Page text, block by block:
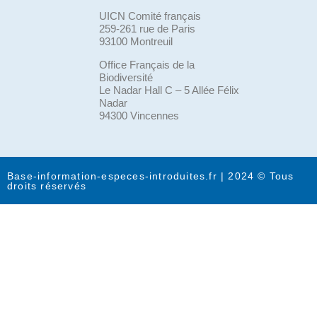
UICN Comité français
259-261 rue de Paris
93100 Montreuil
Office Français de la
Biodiversité
Le Nadar Hall C – 5 Allée Félix
Nadar
94300 Vincennes
Base-information-especes-introduites.fr | 2024 © Tous
droits réservés